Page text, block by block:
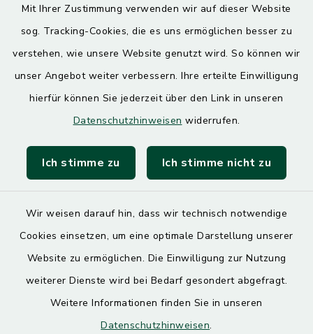
Mit Ihrer Zustimmung verwenden wir auf dieser Website
sog. Tracking-Cookies, die es uns ermöglichen besser zu
verstehen, wie unsere Website genutzt wird. So können wir
unser Angebot weiter verbessern. Ihre erteilte Einwilligung
hierfür können Sie jederzeit über den Link in unseren
Datenschutzhinweisen widerrufen.
Ich stimme zu Ich stimme nicht zu
Wir weisen darauf hin, dass wir technisch notwendige
Cookies einsetzen, um eine optimale Darstellung unserer
Website zu ermöglichen. Die Einwilligung zur Nutzung
weiterer Dienste wird bei Bedarf gesondert abgefragt.
Weitere Informationen finden Sie in unseren
Datenschutzhinweisen.
Donnerstag
7.30 – 12.00 Uhr
13.00 – 17.30 Uhr
Quicklinks
SoNNe e. V.
Barrierefreiheit